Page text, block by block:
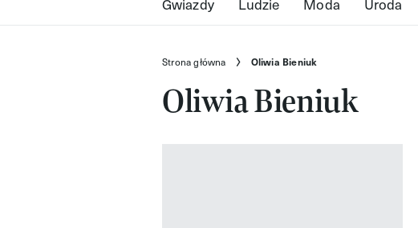
Strona główna Oliwia Bieniuk
Oliwia Bieniuk